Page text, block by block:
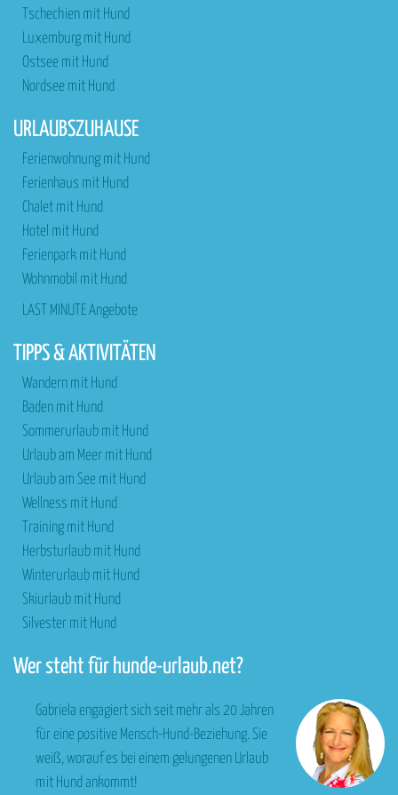
Tschechien mit Hund
Luxemburg mit Hund
Ostsee mit Hund
Nordsee mit Hund
URLAUBSZUHAUSE
Ferienwohnung mit Hund
Ferienhaus mit Hund
Chalet mit Hund
Hotel mit Hund
Ferienpark mit Hund
Wohnmobil mit Hund
LAST MINUTE Angebote
TIPPS & AKTIVITÄTEN
Wandern mit Hund
Baden mit Hund
Sommerurlaub mit Hund
Urlaub am Meer mit Hund
Urlaub am See mit Hund
Wellness mit Hund
Training mit Hund
Herbsturlaub mit Hund
Winterurlaub mit Hund
Skiurlaub mit Hund
Silvester mit Hund
Wer steht für hunde-urlaub.net?
Gabriela engagiert sich seit mehr als 20 Jahren
für eine positive Mensch-Hund-Beziehung. Sie
weiß, worauf es bei einem gelungenen Urlaub
mit Hund ankommt!